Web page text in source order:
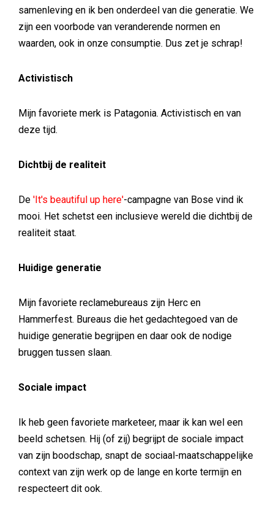
samenleving en ik ben onderdeel van die generatie. We
zijn een voorbode van veranderende normen en
waarden, ook in onze consumptie. Dus zet je schrap!
Activistisch
Mijn favoriete merk is Patagonia. Activistisch en van
deze tijd.
Dichtbij de realiteit
De 'It's beautiful up here'-campagne van Bose vind ik
mooi. Het schetst een inclusieve wereld die dichtbij de
realiteit staat.
Huidige generatie
Mijn favoriete reclamebureaus zijn Herc en
Hammerfest. Bureaus die het gedachtegoed van de
huidige generatie begrijpen en daar ook de nodige
bruggen tussen slaan.
Sociale impact
Ik heb geen favoriete marketeer, maar ik kan wel een
beeld schetsen. Hij (of zij) begrijpt de sociale impact
van zijn boodschap, snapt de sociaal-maatschappelijke
context van zijn werk op de lange en korte termijn en
respecteert dit ook.